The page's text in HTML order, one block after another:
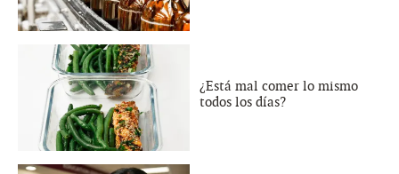
¿Está mal comer lo mismo
todos los días?